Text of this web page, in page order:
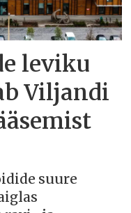
leviku
Viljandi
suure